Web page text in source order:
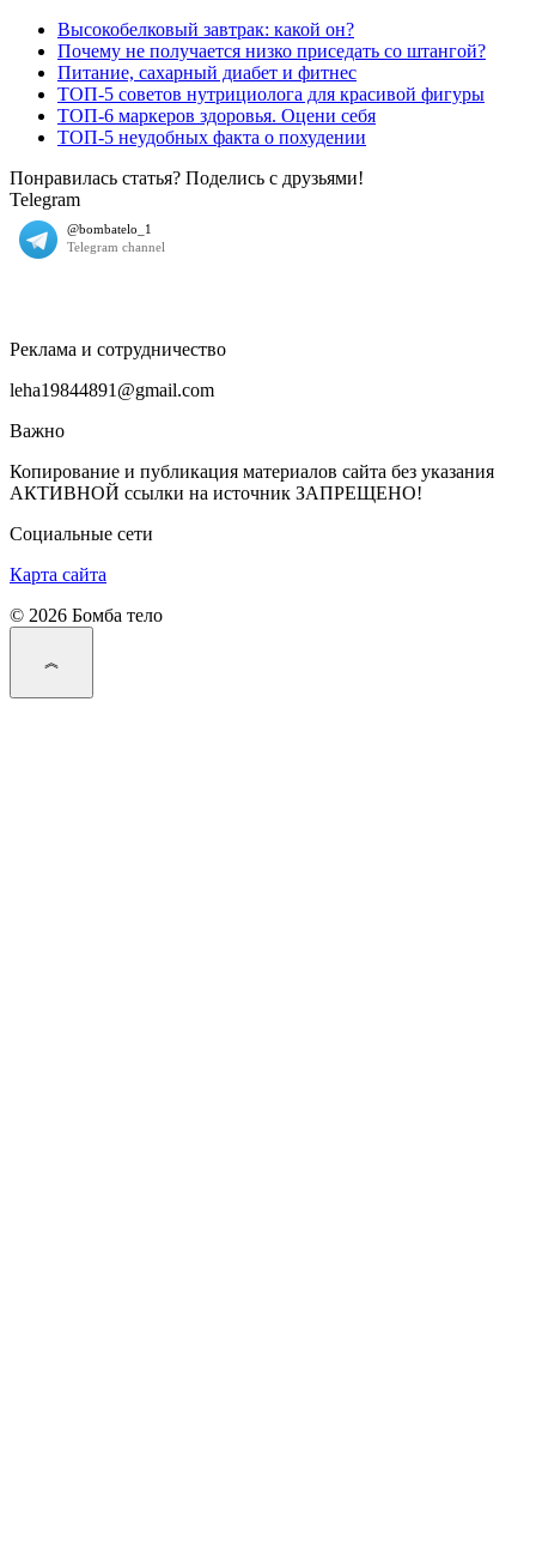
Высокобелковый завтрак: какой он?
Почему не получается низко приседать со штангой?
Питание, сахарный диабет и фитнес
ТОП-5 советов нутрициолога для красивой фигуры
ТОП-6 маркеров здоровья. Оцени себя
ТОП-5 неудобных факта о похудении
Понравилась статья? Поделись с друзьями!
Telegram
Реклама и сотрудничество
leha19844891@gmail.com
Важно
Копирование и публикация материалов сайта без указания
АКТИВНОЙ ссылки на источник ЗАПРЕЩЕНО!
Социальные сети
Карта сайта
© 2026 Бомба тело